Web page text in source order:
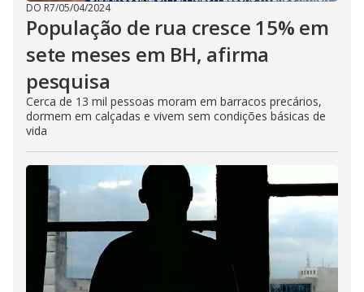
DO R7/05/04/2024
População de rua cresce 15% em
sete meses em BH, afirma
pesquisa
Cerca de 13 mil pessoas moram em barracos precários,
dormem em calçadas e vivem sem condições básicas de
vida